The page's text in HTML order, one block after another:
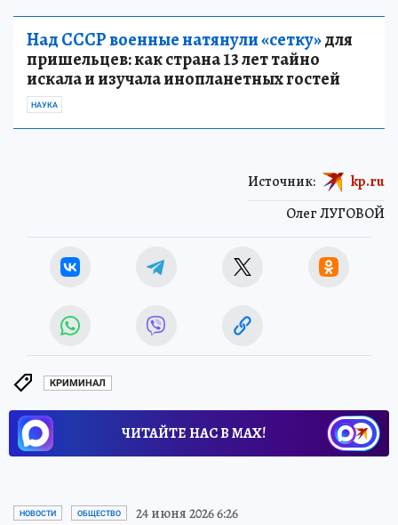
Над СССР военные натянули «сетку»для
пришельцев: как страна 13 лет тайно
искала и изучала инопланетных гостей
НАУКА
Олег ЛУГОВОЙ
Источник: kp.ru
КРИМИНАЛ
ЧИТАЙТЕ НАС В МАХ!
НОВОСТИ ОБЩЕСТВО 24 июня 2026 6:26